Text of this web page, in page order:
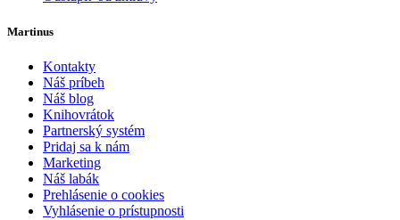
Martinus
Kontakty
Náš príbeh
Náš blog
Knihovrátok
Partnerský systém
Pridaj sa k nám
Marketing
Náš labák
Prehlásenie o cookies
Vyhlásenie o prístupnosti